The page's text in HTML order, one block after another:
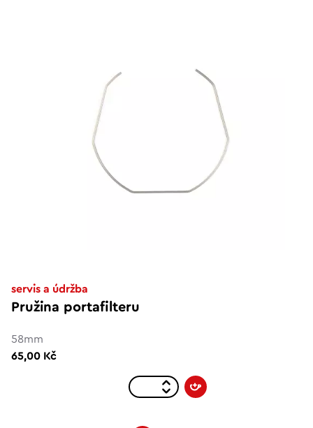
servis a údržba
Pružina portafilteru
58mm
65,00 Kč